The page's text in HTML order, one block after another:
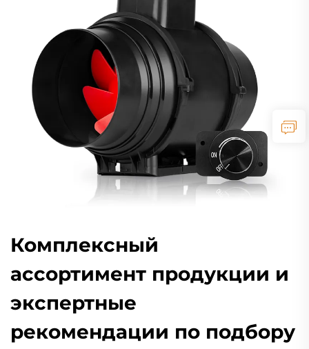
Комплексный
ассортимент продукции и
экспертные
рекомендации по подбору